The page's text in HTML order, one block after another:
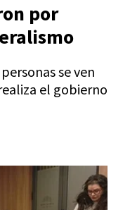
por
se ven
el gobierno